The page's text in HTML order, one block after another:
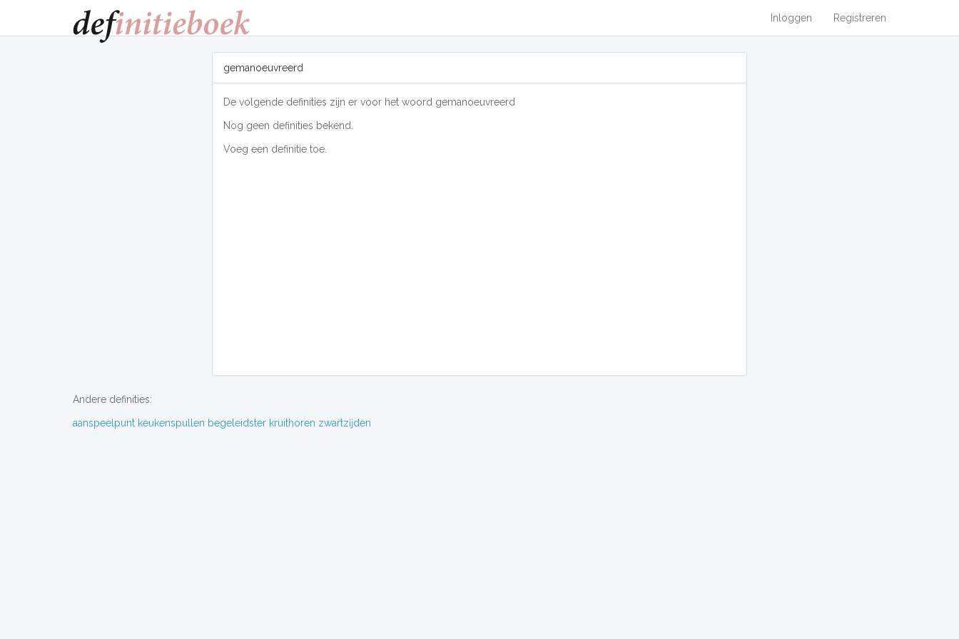
Inloggen Registreren
gemanoeuvreerd
De volgende definities zijn er voor het woord gemanoeuvreerd
Nog geen definities bekend.
Voeg een definitie toe.
Andere definities:
aanspeelpunt keukenspullen begeleidster kruithoren zwartzĳden